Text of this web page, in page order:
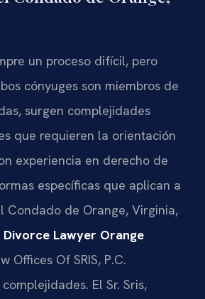
un proceso difícil, pero
cónyuges son miembros de
surgen complejidades
que requieren la orientación
experiencia en derecho de
específicas que aplican a
Condado de Orange, Virginia,
Lawyer Orange
Offices Of SRIS, P.C.
El Sr. Sris,